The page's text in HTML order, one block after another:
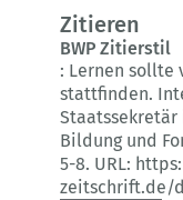
Zitieren
BWP Zitierstil
: Lernen sollte
stattfinden.
Bildung und
5-8. URL:
zeitschrift.de/